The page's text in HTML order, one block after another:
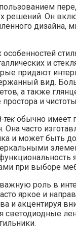
решений. Он
дизайна,
и
придают
вид.
а также
и
текобычно имеет
часто
и может быть
при выборе
роль в
яркое и
и акцентируя
светодиодные